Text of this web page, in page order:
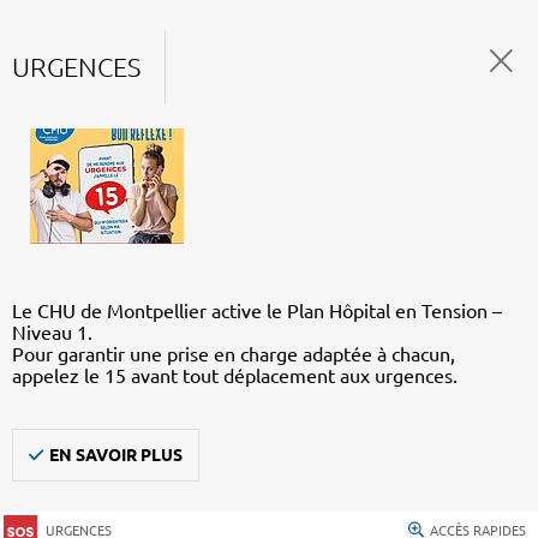
URGENCES
Le CHU de Montpellier active le Plan Hôpital en Tension –
Niveau 1.
Pour garantir une prise en charge adaptée à chacun,
appelez le 15 avant tout déplacement aux urgences.
EN SAVOIR PLUS
URGENCES ACCÈS RAPIDES